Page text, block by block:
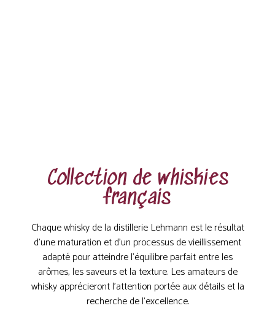
Collection de whiskies
français
Chaque whisky de la distillerie Lehmann est le résultat
d’une maturation et d’un processus de vieillissement
adapté pour atteindre l’équilibre parfait entre les
arômes, les saveurs et la texture. Les amateurs de
whisky apprécieront l’attention portée aux détails et la
recherche de l’excellence.